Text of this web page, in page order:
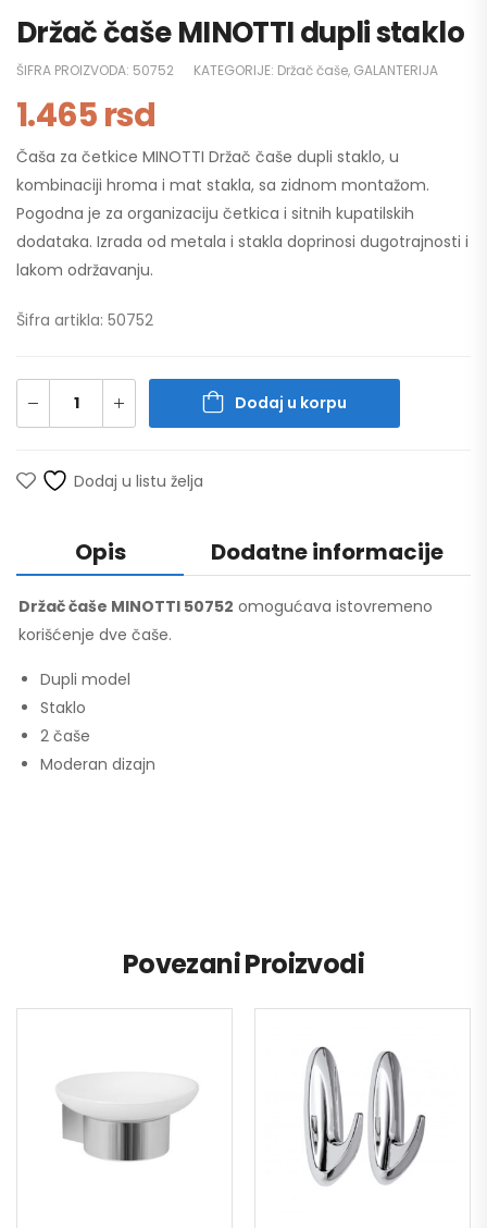
Držač čaše MINOTTI dupli staklo
ŠIFRA PROIZVODA: 50752 KATEGORIJE: Držač čaše, GALANTERIJA
1.465rsd
Čaša za četkice MINOTTI Držač čaše dupli staklo, u
kombinaciji hroma i mat stakla, sa zidnom montažom.
Pogodna je za organizaciju četkica i sitnih kupatilskih
dodataka. Izrada od metala i stakla doprinosi dugotrajnosti i
lakom održavanju.
Šifra artikla: 50752
Dodaj u korpu
Dodaj u listu želja
Opis Dodatne informacije
Držač čaše MINOTTI 50752 omogućava istovremeno
korišćenje dve čaše.
Dupli model
Staklo
2 čaše
Moderan dizajn
Povezani Proizvodi